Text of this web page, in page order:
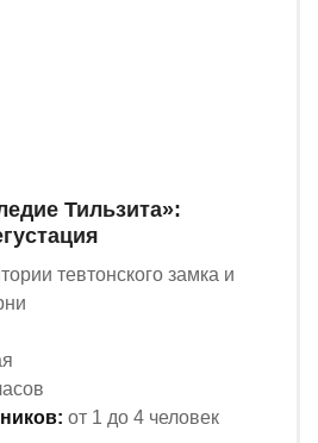
Тильзита»:
тевтонского замка и
от 1 до 4 человек